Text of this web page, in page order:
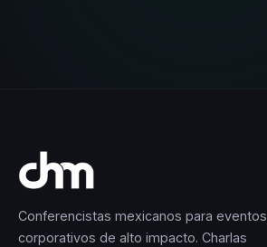
Conferencistas mexicanos para eventos
corporativos de alto impacto. Charlas